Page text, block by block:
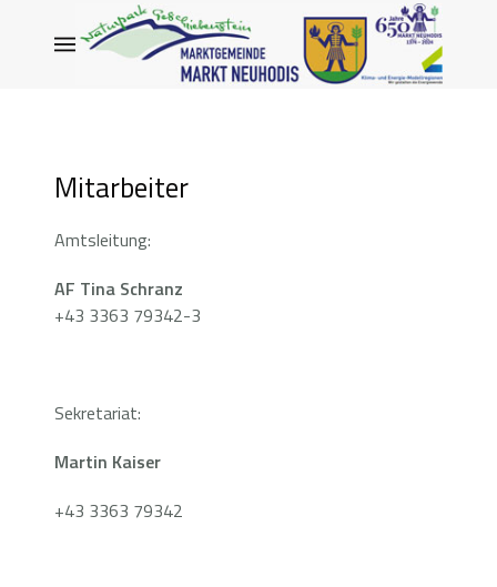
Mitarbeiter
Amtsleitung:
AF Tina Schranz
+43 3363 79342-3
Sekretariat:
Martin Kaiser
+43 3363 79342